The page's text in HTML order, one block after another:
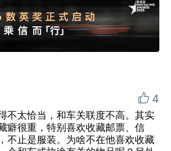
 4
不太恰当，和车关联度不高。其实
癖很重，特别喜欢收藏邮票、信
不止是服装。为啥不在他喜欢收藏